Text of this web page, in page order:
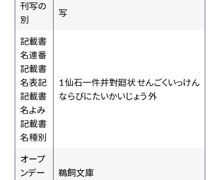
刊写の
別
写
記載書
名連番
記載書
名表記
記載書
名よみ
記載書
名種別
1 仙石一件并對廻状 せんごくいっけん
ならびにたいかいじょう 外
オープ
ンデー
鵜飼文庫